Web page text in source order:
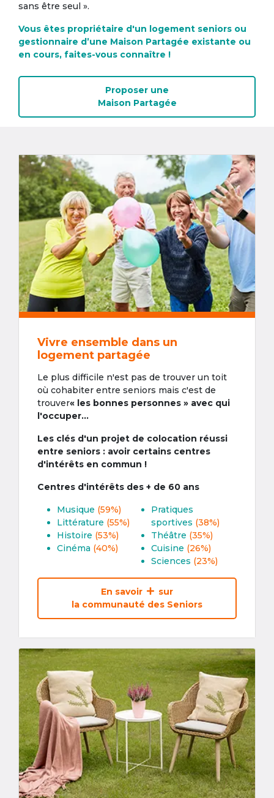
sans être seul ».
Vous êtes propriétaire d'un logement seniors ou
gestionnaire d’une Maison Partagée existante ou
en cours, faites-vous connaître !
Proposer une
Maison Partagée
Vivre ensemble dans un
logement partagée
Le plus difficile n'est pas de trouver un toit
où cohabiter entre seniors mais c'est de
trouver« les bonnes personnes » avec qui
l'occuper...
Les clés d'un projet de colocation réussi
entre seniors : avoir certains centres
d'intérêts en commun !
Centres d'intérêts des + de 60 ans
Musique (59%)
Littérature (55%)
Histoire (53%)
Cinéma (40%)
Pratiques
sportives (38%)
Théâtre (35%)
Cuisine (26%)
Sciences (23%)
En savoir
sur
la communauté des Seniors